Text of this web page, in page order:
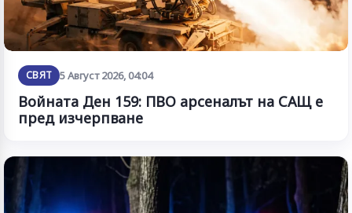
СВЯТ 5 Август 2026, 04:04
Войната Ден 159: ПВО арсеналът на САЩ е
пред изчерпване